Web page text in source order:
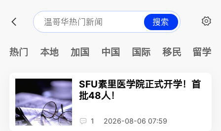
搜索
热门 本地 加国 中国 国际 移民 留学
SFU素里医学院正式开学！首
批48人！
1 2026-08-06 07:59